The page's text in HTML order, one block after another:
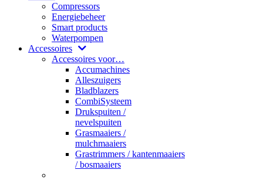
Compressors
Energiebeheer
Smart products
Waterpompen
Accessoires
Accessoires voor…
Accumachines
Alleszuigers
Bladblazers
CombiSysteem
Drukspuiten /
nevelspuiten
Grasmaaiers /
mulchmaaiers
Grastrimmers / kantenmaaiers
/ bosmaaiers